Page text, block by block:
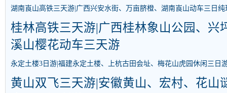
湖南崀山高铁三天游|广西兴安水街、万亩脐橙、湖南崀山动车三日纯
桂林高铁三天游|广西桂林象山公园、兴
溪山樱花动车三天游
永定土楼3日游|福建永定土楼、上杭古田会址、梅花山虎园休闲三日
黄山双飞三天游|安徽黄山、宏村、花山